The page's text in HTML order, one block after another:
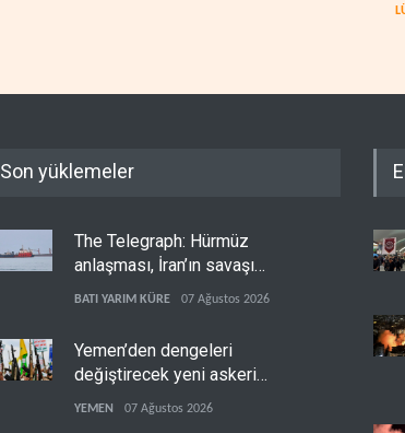
Son yüklemeler
The Telegraph: Hürmüz
anlaşması, İran’ın savaşı
kazandığını gösteriyor
BATI YARIM KÜRE 07 Ağustos 2026
Yemen’den dengeleri
değiştirecek yeni askeri
YEMEN 07 Ağustos 2026